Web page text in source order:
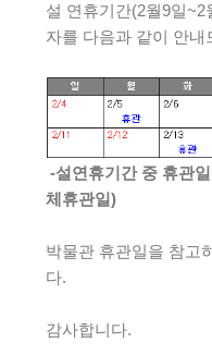
설 연휴기간(2월9일~2
자를 다음과 같이 안내
-설연휴기간 중 휴관
체휴관일)
박물관 휴관일을 참고
다.
감사합니다.